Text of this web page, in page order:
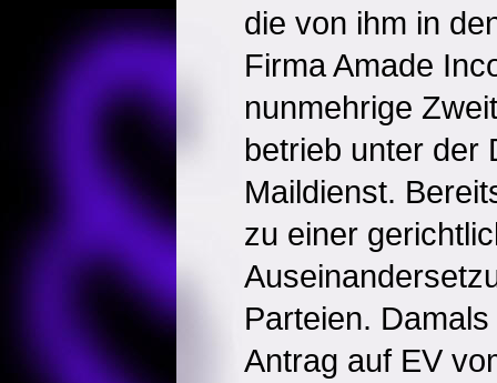
die von ihm in
Firma Amade
nunmehrige
betrieb unter der
Maildienst.
zu einer
Parteien.
Antrag auf EV